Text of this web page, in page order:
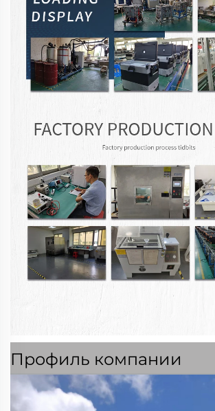
Профиль компании